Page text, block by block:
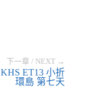
下一章 / NEXT →
KHS ET13 小折
環島 第七天